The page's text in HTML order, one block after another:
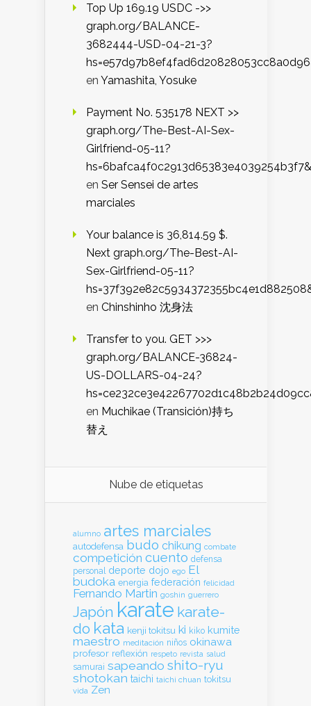
Top Up 169.19 USDC ->>
graph.org/BALANCE-
3682444-USD-04-21-3?
en Yamashita, Yosuke
Payment No. 535178 NEXT >>
graph.org/The-Best-AI-Sex-
Girlfriend-05-11?
hs=6bafca4f0c2913d65383e4039254b3f7&
en Ser Sensei de artes
marciales
Your balance is 36,814.59 $.
Next graph.org/The-Best-AI-
Sex-Girlfriend-05-11?
en Chinshinho 沈身法
Transfer to you. GET >>>
graph.org/BALANCE-36824-
US-DOLLARS-04-24?
en Muchikae (Transición)持ち
替え
Nube de etiquetas
alumno artes marciales
autodefensa budo chikung combate
competición cuento defensa
personal
deporte dojo ego El
budoka energia federación felicidad
Fernando Martin goshin guerrero
Japón karate karate-
do kata kenji tokitsu ki kiko kumite
maestro meditación niños okinawa
profesor reflexión respeto revista salud
samurai sapeando shito-ryu
shotokan taichi taichi chuan tokitsu
vida Zen